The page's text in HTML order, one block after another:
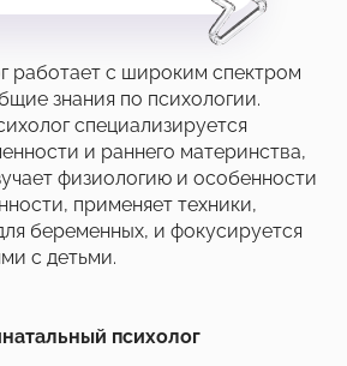
работает с широким спектром
знания по психологии.
специализируется
и раннего материнства,
физиологию и особенности
применяет техники,
беременных, и фокусируется
с детьми.
психолог